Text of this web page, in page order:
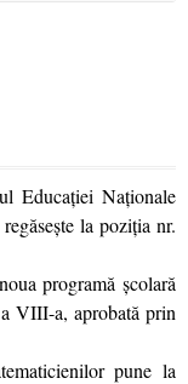
Educaţiei Naţionale
la poziţia nr.
programă şcolară
VIII-a, aprobată prin
pune la